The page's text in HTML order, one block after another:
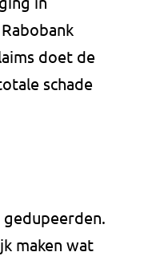
doet de
schade
gedupeerden.
maken wat